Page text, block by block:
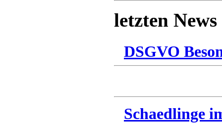
letzten News
DSGVO
Schaedlinge